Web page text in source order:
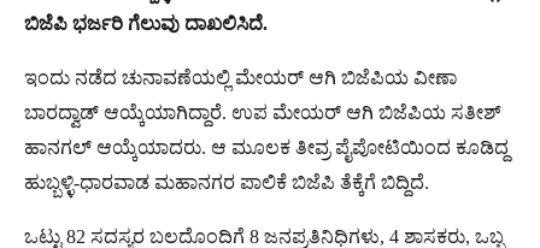
ಬಿಜೆಪಿ ಭರ್ಜರಿ ಗೆಲುವು ದಾಖಲಿಸಿದೆ.
ಇಂದು ನಡೆದ ಚುನಾವಣೆಯಲ್ಲಿ ಮೇಯರ್ ಆಗಿ ಬಿಜೆಪಿಯ ವೀಣಾ
ಬಾರದ್ವಾಡ್​ ಆಯ್ಕೆಯಾಗಿದ್ದಾರೆ. ಉಪ ಮೇಯರ್​ ಆಗಿ ಬಿಜೆಪಿಯ ಸತೀಶ್
ಹಾನಗಲ್ ಆಯ್ಕೆಯಾದರು. ಆ ಮೂಲಕ ತೀವ್ರ ಪೈಪೋಟಿಯಿಂದ ಕೂಡಿದ್ದ
ಹುಬ್ಬಳ್ಳಿ-ಧಾರವಾಡ ಮಹಾನಗರ ಪಾಲಿಕೆ ಬಿಜೆಪಿ ತೆಕ್ಕೆಗೆ ಬಿದ್ದಿದೆ.
ಒಟ್ಟು 82 ಸದಸ್ಯರ ಬಲದೊಂದಿಗೆ 8 ಜನಪ್ರತಿನಿಧಿಗಳು, 4 ಶಾಸಕರು, ಒಬ್ಬ